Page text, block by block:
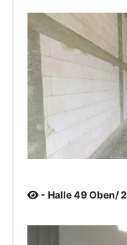
- Halle 49 Oben/ 2